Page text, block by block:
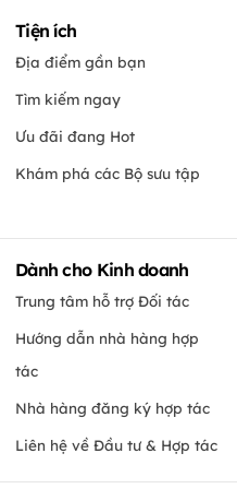
Tiện ích
Địa điểm gần bạn
Tìm kiếm ngay
Ưu đãi đang Hot
Khám phá các Bộ sưu tập
Dành cho Kinh doanh
Trung tâm hỗ trợ Đối tác
Hướng dẫn nhà hàng hợp
tác
Nhà hàng đăng ký hợp tác
Liên hệ về Đầu tư & Hợp tác